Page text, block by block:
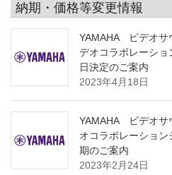
納期・価格等変更情報
YAMAHA ビデオサ
デオコラボレーシ
日決定のご案内
2023年4月18日
YAMAHA ビデオサ
オコラボレーショ
期のご案内
2023年2月24日